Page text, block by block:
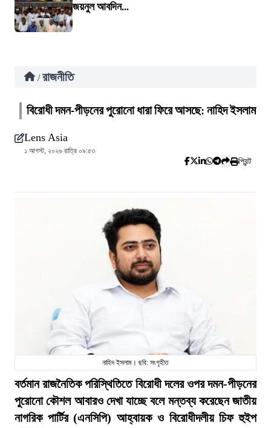
জয়নুল আবদিন...
/ রাজনীতি
বিরোধী দমন-পীড়নের পুরোনো ধারা ফিরে আসছে: নাহিদ ইসলাম
Lens Asia
১ আগস্ট, ২০২৬ রাত্রি ০৯:৫৩
প্রিন্ট
নাহিদ ইসলাম। ছবি: সংগৃহীত
বর্তমান রাজনৈতিক পরিস্থিতিতে বিরোধী দলের ওপর দমন-পীড়নের
পুরোনো কৌশল আবারও দেখা যাচ্ছে বলে মন্তব্য করেছেন জাতীয়
নাগরিক পার্টির (এনসিপি) আহ্বায়ক ও বিরোধীদলীয় চিফ হুইপ